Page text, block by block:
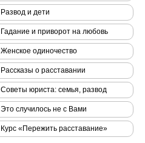
Развод и дети
Гадание и приворот на любовь
Женское одиночество
Рассказы о расставании
Советы юриста: семья, развод
Это случилось не с Вами
Курс «Пережить расставание»